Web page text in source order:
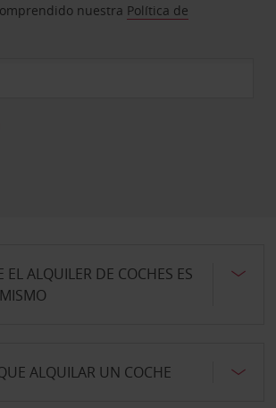
nuestra Política de
EL ALQUILER DE COCHES ES
ALQUILAR UN COCHE